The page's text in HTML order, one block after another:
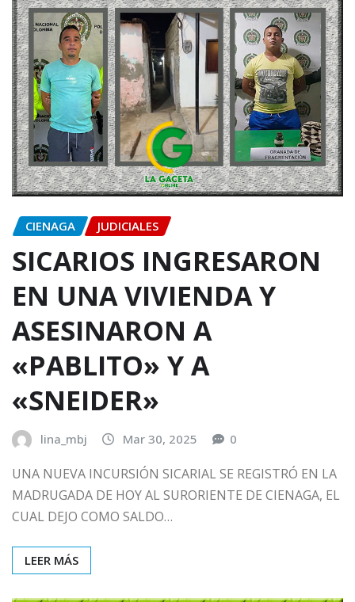
CIENAGA JUDICIALES
SICARIOS INGRESARON
EN UNA VIVIENDA Y
ASESINARON A
«PABLITO» Y A
«SNEIDER»
lina_mbj Mar 30, 2025 0
UNA NUEVA INCURSIÓN SICARIAL SE REGISTRÓ EN LA
MADRUGADA DE HOY AL SURORIENTE DE CIENAGA, EL
CUAL DEJO COMO SALDO…
LEER MÁS